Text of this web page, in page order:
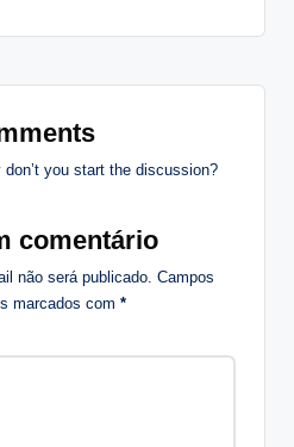
you start the discussion?
comentário
não será publicado. Campos
marcados com *